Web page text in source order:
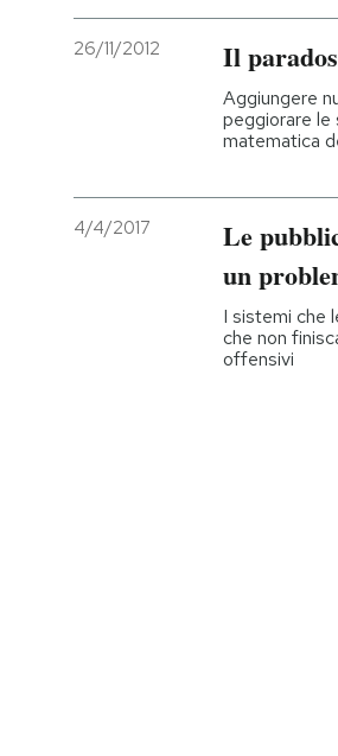
CALENDARIO
AREA PERSONALE
26/11/2012 Il
Aggiungere
peggiorare le
matematica
4/4/2017
Le
un
I sistemi che
che non
offensivi